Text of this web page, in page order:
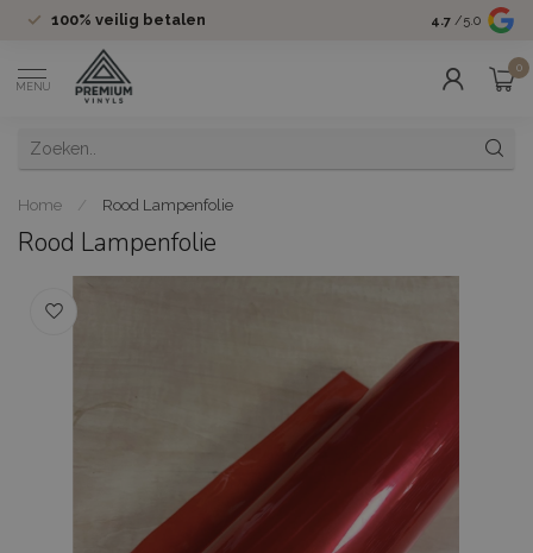
100% veilig betalen Groot
4.7 /5.0
MENU
0
Home / Rood Lampenfolie
Rood Lampenfolie